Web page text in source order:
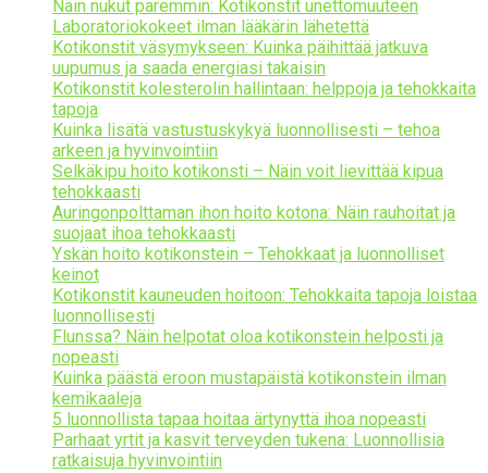
Näin nukut paremmin: Kotikonstit unettomuuteen
Laboratoriokokeet ilman lääkärin lähetettä
Kotikonstit väsymykseen: Kuinka päihittää jatkuva
uupumus ja saada energiasi takaisin
Kotikonstit kolesterolin hallintaan: helppoja ja tehokkaita
tapoja
Kuinka lisätä vastustuskykyä luonnollisesti – tehoa
arkeen ja hyvinvointiin
Selkäkipu hoito kotikonsti – Näin voit lievittää kipua
tehokkaasti
Auringonpolttaman ihon hoito kotona: Näin rauhoitat ja
suojaat ihoa tehokkaasti
Yskän hoito kotikonstein – Tehokkaat ja luonnolliset
keinot
Kotikonstit kauneuden hoitoon: Tehokkaita tapoja loistaa
luonnollisesti
Flunssa? Näin helpotat oloa kotikonstein helposti ja
nopeasti
Kuinka päästä eroon mustapäistä kotikonstein ilman
kemikaaleja
5 luonnollista tapaa hoitaa ärtynyttä ihoa nopeasti
Parhaat yrtit ja kasvit terveyden tukena: Luonnollisia
ratkaisuja hyvinvointiin